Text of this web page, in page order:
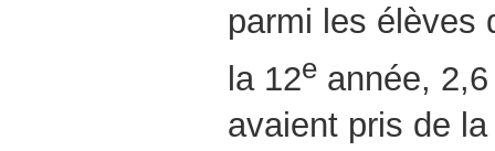
parmi les élèves
la 12e année,
avaient pris de